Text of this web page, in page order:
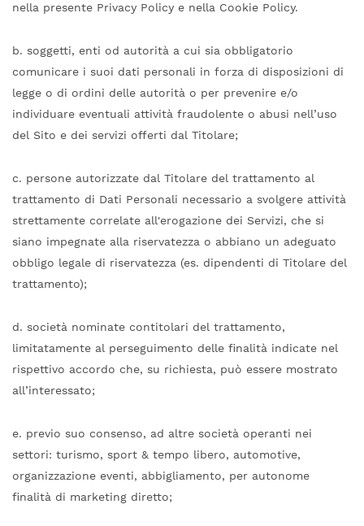
nella presente Privacy Policy e nella Cookie Policy.
b. soggetti, enti od autorità a cui sia obbligatorio
comunicare i suoi dati personali in forza di disposizioni di
legge o di ordini delle autorità o per prevenire e/o
individuare eventuali attività fraudolente o abusi nell’uso
del Sito e dei servizi offerti dal Titolare;
c. persone autorizzate dal Titolare del trattamento al
trattamento di Dati Personali necessario a svolgere attività
strettamente correlate all'erogazione dei Servizi, che si
siano impegnate alla riservatezza o abbiano un adeguato
obbligo legale di riservatezza (es. dipendenti di Titolare del
trattamento);
d. società nominate contitolari del trattamento,
limitatamente al perseguimento delle finalità indicate nel
rispettivo accordo che, su richiesta, può essere mostrato
all’interessato;
e. previo suo consenso, ad altre società operanti nei
settori: turismo, sport & tempo libero, automotive,
organizzazione eventi, abbigliamento, per autonome
finalità di marketing diretto;